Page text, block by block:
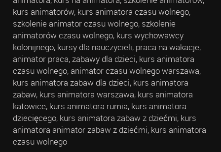
kurs animatorów, kurs animatora czasu wolnego,
szkolenie animator czasu wolnego, szkolenie
animatorów czasu wolnego, kurs wychowawcy
kolonijnego, kursy dla nauczycieli, praca na wakacje,
animator praca, zabawy dla dzieci, kurs animatora
czasu wolnego, animator czasu wolnego warszawa,
kurs animatora zabaw dla dzieci, kurs animatora
zabaw, kurs animatora warszawa, kurs animatora
katowice, kurs animatora rumia, kurs animatora
dziecięcego, kurs animatora zabaw z dziećmi, kurs
animatora animator zabaw z dziećmi, kurs animatora
czasu wolnego